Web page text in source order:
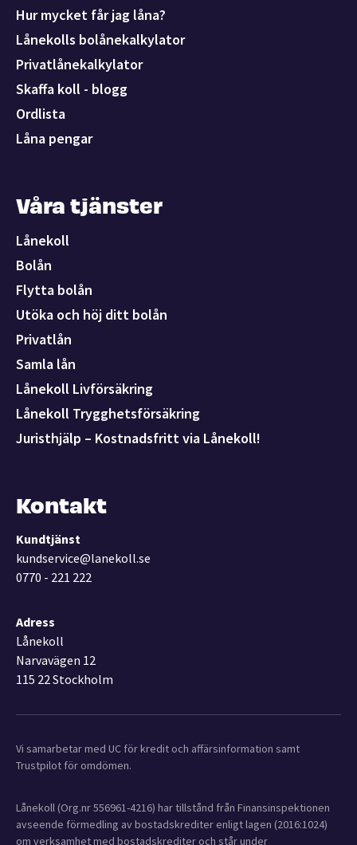
Hur mycket får jag låna?
Lånekolls bolånekalkylator
Privatlånekalkylator
Skaffa koll - blogg
Ordlista
Låna pengar
Våra tjänster
Lånekoll
Bolån
Flytta bolån
Utöka och höj ditt bolån
Privatlån
Samla lån
Lånekoll Livförsäkring
Lånekoll Trygghetsförsäkring
Juristhjälp – Kostnadsfritt via Lånekoll!
Kontakt
Kundtjänst
kundservice@lanekoll.se
0770 - 221 222
Adress
Lånekoll
Narvavägen 12
115 22 Stockholm
Vi samarbetar med UC för kredit och affärsinformation samt
Trustpilot för omdömen.
Lånekoll (Org.nr 556961-4216) har tillstånd från Finansinspektionen
avseende förmedling av bostadskrediter enligt lagen (2016:1024)
om verksamhet med bostadskrediter och står under